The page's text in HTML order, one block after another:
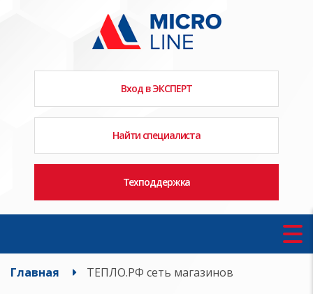
Вход в ЭКСПЕРТ
Найти специалиста
Техподдержка
Главная ТЕПЛО.РФ сеть магазинов